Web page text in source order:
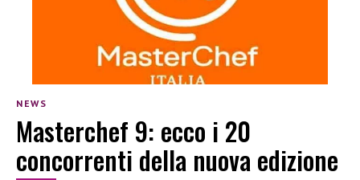
NEWS
Masterchef 9: ecco i 20
concorrenti della nuova edizione